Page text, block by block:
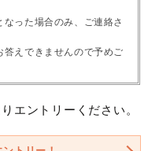
った場合のみ、ご連絡さ
えできませんので予めご
エントリーください。